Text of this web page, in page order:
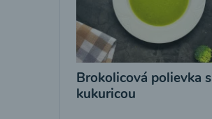
Brokolicová polievka s
kukuricou